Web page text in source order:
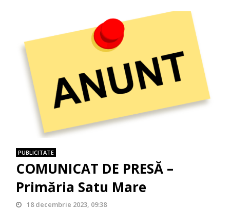
PUBLICITATE
COMUNICAT DE PRESĂ –
Primăria Satu Mare
18 decembrie 2023, 09:38